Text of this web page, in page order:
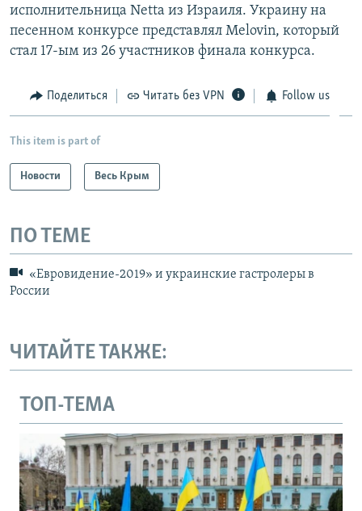
исполнительница Netta из Израиля. Украину на
песенном конкурсе представлял Melovin, который
стал 17-ым из 26 участников финала конкурса.​
Поделиться Читать без VPN Follow us
This item is part of
Новости Весь Крым
ПО ТЕМЕ
«Евровидение-2019» и украинские гастролеры в
России
ЧИТАЙТЕ ТАКЖЕ:
ТОП-ТЕМА